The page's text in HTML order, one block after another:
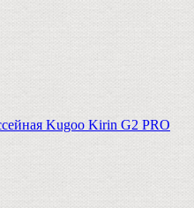
Kugoo Kirin G2 PRO